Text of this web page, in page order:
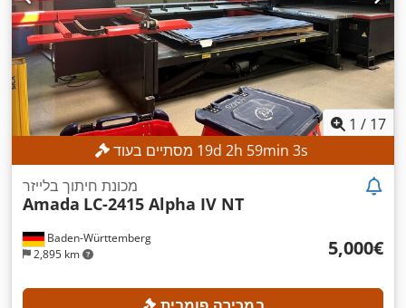
1 / 17
19d 2h 59min 2s
Baden-Württemberg
2,895 km
מכונת חיתוך בלייזר
Amada LC-2415 Alpha IV NT
‏5,000 ‏€